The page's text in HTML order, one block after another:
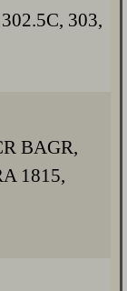
303,
BAGR,
1815,